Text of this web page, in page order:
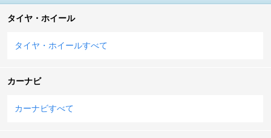
タイヤ・ホイール
タイヤ・ホイールすべて
カーナビ
カーナビすべて